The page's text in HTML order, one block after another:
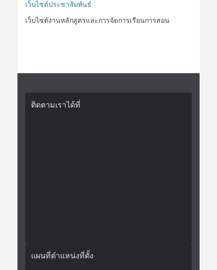
เว็บไซต์ประชาสัมพันธ์
เว็บไซต์งานหลักสูตรและการจัดการเรียนการสอน
ติดตามเราได้ที่
แผนที่ตำแหน่งที่ตั้ง